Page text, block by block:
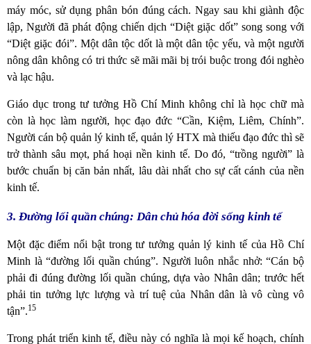
máy móc, sử dụng phân bón đúng cách. Ngay sau khi giành độc
lập, Người đã phát động chiến dịch “Diệt giặc dốt” song song với
“Diệt giặc đói”. Một dân tộc dốt là một dân tộc yếu, và một người
nông dân không có tri thức sẽ mãi mãi bị trói buộc trong đói nghèo
và lạc hậu.
Giáo dục trong tư tưởng Hồ Chí Minh không chỉ là học chữ mà
còn là học làm người, học đạo đức “Cần, Kiệm, Liêm, Chính”.
Người cán bộ quản lý kinh tế, quản lý HTX mà thiếu đạo đức thì sẽ
trở thành sâu mọt, phá hoại nền kinh tế. Do đó, “trồng người” là
bước chuẩn bị căn bản nhất, lâu dài nhất cho sự cất cánh của nền
kinh tế.
3. Đường lối quần chúng: Dân chủ hóa đời sống kinh tế
Một đặc điểm nổi bật trong tư tưởng quản lý kinh tế của Hồ Chí
Minh là “đường lối quần chúng”. Người luôn nhắc nhở: “Cán bộ
phải đi đúng đường lối quần chúng, dựa vào Nhân dân; trước hết
phải tin tưởng lực lượng và trí tuệ của Nhân dân là vô cùng vô
tận”.15
Trong phát triển kinh tế, điều này có nghĩa là mọi kế hoạch, chính